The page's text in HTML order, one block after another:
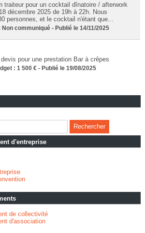
traiteur pour un cocktail dînatoire / afterwork
décembre 2025 de 19h à 22h. Nous
personnes, et le cocktail n'étant que...
communiqué - Publié le 14/11/2025
pour une prestation Bar à crêpes
: 1 500 € - Publié le 19/08/2025
d'entreprise
de collectivité
d'association